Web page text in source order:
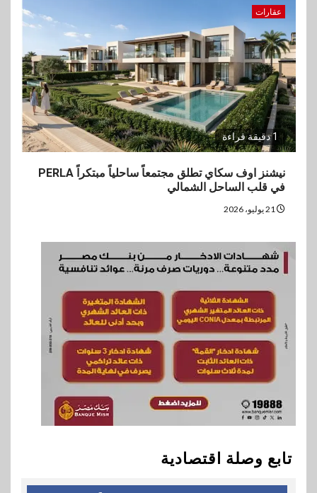
عقارات
1 دقيقة قراءة
نيشنز اوف سكاي تطلق مجتمعاً ساحلياً مبتكراً PERLA
في قلب الساحل الشمالي
تابع وصلة اقتصادية